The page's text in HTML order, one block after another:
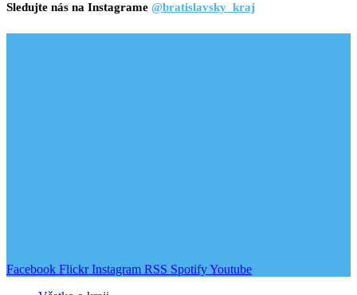
Sledujte nás na Instagrame @bratislavsky_kraj
Facebook Flickr Instagram RSS SpotifyYoutube